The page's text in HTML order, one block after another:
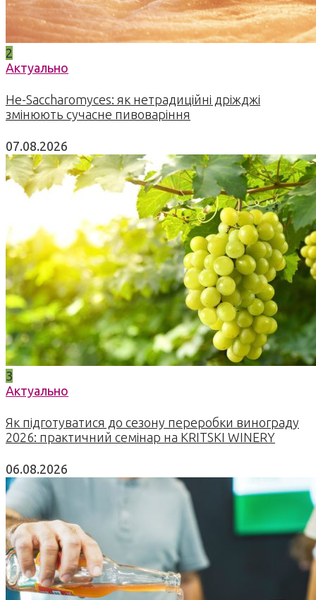
2
Актуально
Не-Saccharomyces: як нетрадиційні дріжджі
змінюють сучасне пивоваріння
07.08.2026
3
Актуально
Як підготуватися до сезону переробки винограду
2026: практичний семінар на KRITSKI WINERY
06.08.2026